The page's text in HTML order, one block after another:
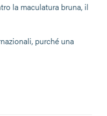
la maculatura bruna, il
purché una